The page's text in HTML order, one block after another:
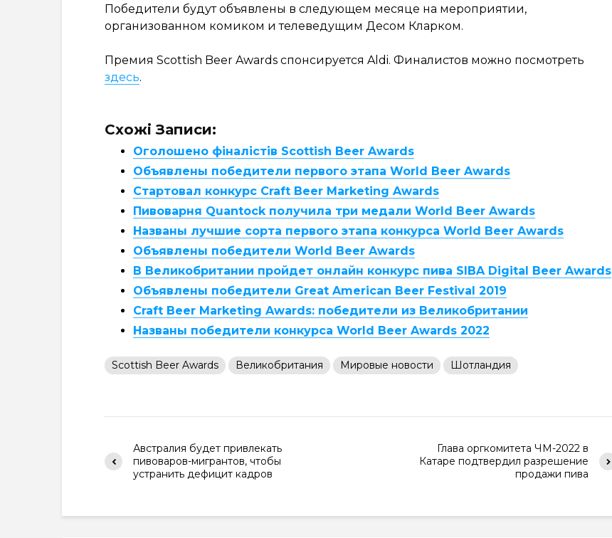
Победители будут объявлены в следующем месяце на мероприятии,
организованном комиком и телеведущим Десом Кларком.
Премия Scottish Beer Awards спонсируется Aldi. Финалистов можно посмотреть
здесь.
Схожі Записи:
Оголошено фіналістів Scottish Beer Awards
Объявлены победители первого этапа World Beer Awards
Стартовал конкурс Craft Beer Marketing Awards
Пивоварня Quantock получила три медали World Beer Awards
Названы лучшие сорта первого этапа конкурса World Beer Awards
Объявлены победители World Beer Awards
В Великобритании пройдет онлайн конкурс пива SIBA Digital Beer Awards
Объявлены победители Great American Beer Festival 2019
Craft Beer Marketing Awards: победители из Великобритании
Названы победители конкурса World Beer Awards 2022
Scottish Beer Awards Великобритания Мировые новости Шотландия
Австралия будет привлекать
пивоваров-мигрантов, чтобы
устранить дефицит кадров
Глава оргкомитета ЧМ-2022 в
Катаре подтвердил разрешение
продажи пива